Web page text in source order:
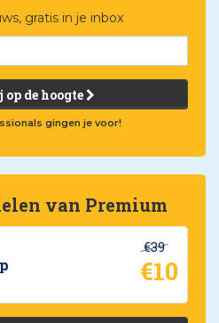
gratis in je inbox
op de hoogte
gingen je voor!
van Premium
€39
€10